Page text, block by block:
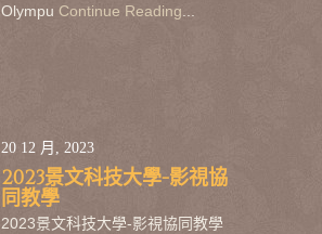
Olympu Continue Reading
20 12 月, 2023
2023景文科技大學-影視協
同教學
2023景文科技大學-影視協同教學